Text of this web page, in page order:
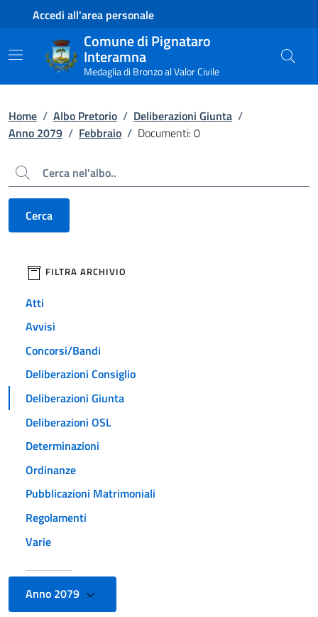
Contenuto principale
Piede di paginaAccedi all'area personale
Comune di Pignataro
Interamna
Medaglia di Bronzo al Valor Civile
Home / Albo Pretorio / Deliberazioni Giunta /
Anno 2079 / Febbraio / Documenti: 0
Cerca
Cerca
filtri da applicare
FILTRA ARCHIVIO
Atti
Avvisi
Concorsi/Bandi
Deliberazioni Consiglio
Deliberazioni Giunta
Deliberazioni OSL
Determinazioni
Ordinanze
Pubblicazioni Matrimoniali
Regolamenti
Varie
Anno 2079